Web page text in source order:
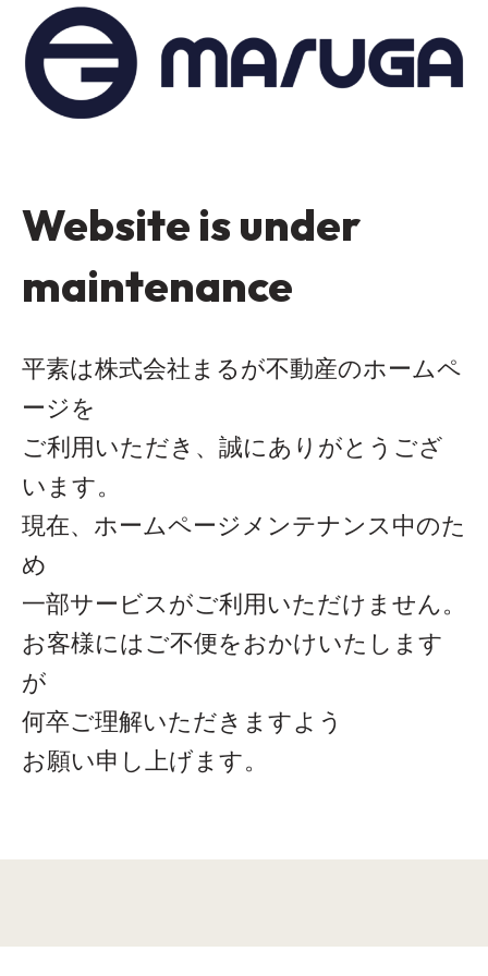
Website is under
maintenance
平素は株式会社まるが不動産のホームペ
ージを
ご利用いただき、誠にありがとうござ
います。
現在、ホームページメンテナンス中のた
め
一部サービスがご利用いただけません。
お客様にはご不便をおかけいたします
が
何卒ご理解いただきますよう
お願い申し上げます。